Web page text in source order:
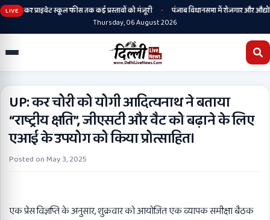
LIVE
लेकर प्राइवेट स्कूल फीस तक कई प्रस्तावों को मंजूरी •
पंजाब विधानसभा में रोजगार और
Thursday, 06 August 2026
UP: कर चोरी को योगी आदित्यनाथ ने बताया
“राष्ट्रीय क्षति”, जीएसटी और वैट को बढ़ाने के लिए
एआई के उपयोग को किया प्रोत्साहित।
Posted on May 3, 2025
एक प्रेस विज्ञप्ति के अनुसार, शुक्रवार को आयोजित एक व्यापक समीक्षा बैठक